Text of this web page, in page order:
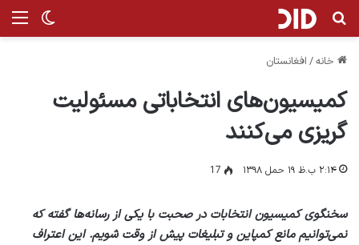
تغییر جستجو برای
خانه/ افغانستان
کمیسیون‌‏های انتخاباتی مسئولیت
گریزی می‌کنند
۲:۱۴ ب.ظ ۱۹ حمل ۱۳۹۸ 17
سخنگوی کمیسیون انتخابات در صحبت با یکی از رسانه‌‏ها گفته که
نمی‏‌توانیم مانع کمپاین و تبلیغات پیش از وقت شویم. این اعتراف